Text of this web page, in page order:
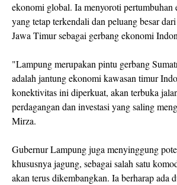
ekonomi global. Ia menyoroti
yang tetap terkendali dan peluang besar
Jawa Timur sebagai gerbang ekonomi
"Lampung merupakan pintu gerbang
adalah jantung ekonomi kawasan timur
konektivitas ini diperkuat, akan terbuka
perdagangan dan investasi yang saling
Mirza.
Gubernur Lampung juga menyinggung
khususnya jagung, sebagai salah satu
akan terus dikembangkan. Ia berharap ada